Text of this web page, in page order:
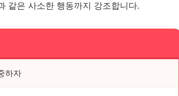
같은 사소한 행동까지 강조합니다.
하자